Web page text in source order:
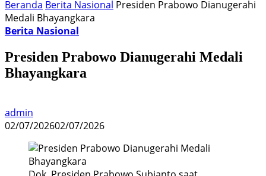
Beranda Berita Nasional Presiden Prabowo Dianugerahi
Medali Bhayangkara
Berita Nasional
Presiden Prabowo Dianugerahi Medali
Bhayangkara
admin
02/07/202602/07/2026